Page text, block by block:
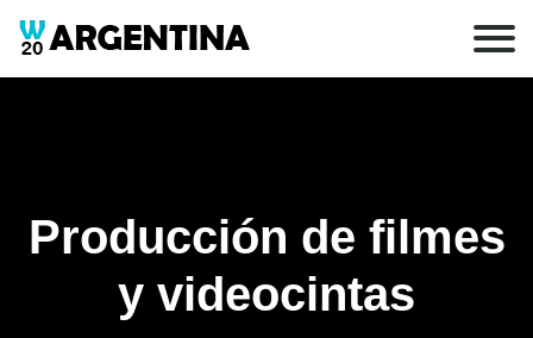
Producción de filmes
y videocintas